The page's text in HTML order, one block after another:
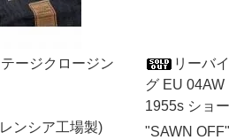
ージクロージン
ンシア工場製)
リーバ
グ EU 04AW
1955s ショ
"SAWN OFF"